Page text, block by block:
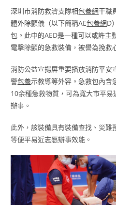
深圳市消防救濟支隊相包養網干職
體外除顫儀（以下簡稱AE包養網D
包。此中的AED是一種可以或許主
電擊除顫的急救裝備，被譽為挽救
消防公益宣揚屏重要播放消防平安
警包養示教導等外容。急救包內含
10余種急救物質，可為寬大市平
辦事。
此外，該裝備具有裝備查找、災難
等便平易近志愿辦事效能。